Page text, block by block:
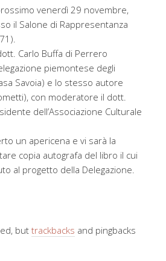
venerdì 29 novembre,
il Salone di Rappresentanza
Carlo Buffa di Perrero
piemontese degli
Savoia) e lo stesso autore
con moderatore il dott.
dell’Associazione Culturale
un apericena e vi sarà la
copia autografa del libro il cui
al progetto della Delegazione.
but trackbacks and pingbacks